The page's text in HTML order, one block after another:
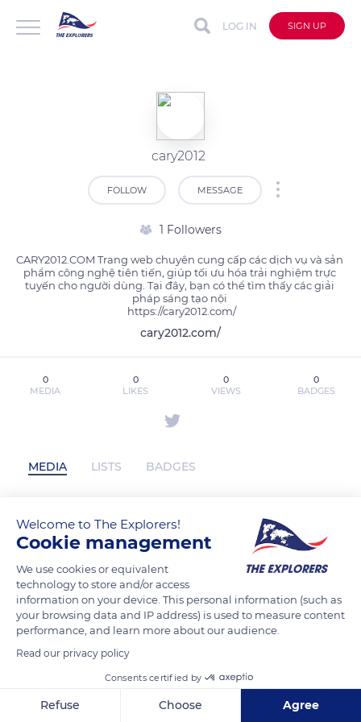
LOG IN SIGN UP
cary2012
FOLLOW MESSAGE
1 Followers
CARY2012.COM Trang web chuyên cung cấp các dịch vụ và sản
phẩm công nghệ tiên tiến, giúp tối ưu hóa trải nghiệm trực
tuyến cho người dùng. Tại đây, bạn có thể tìm thấy các giải
pháp sáng tạo nội
https://cary2012.com/
cary2012.com/
0
MEDIA
0
LIKES
0
VIEWS
0
BADGES
MEDIA LISTS BADGES
cary2012 has not posted any content yet
Welcome to The Explorers!
Cookie management
We use cookies or equivalent
technology to store and/or access
information on your device. This personal information (such as
your browsing data and IP address) is used to measure content
performance, and learn more about our audience.
Read our privacy policy
Consents certified by
Refuse Choose Agree